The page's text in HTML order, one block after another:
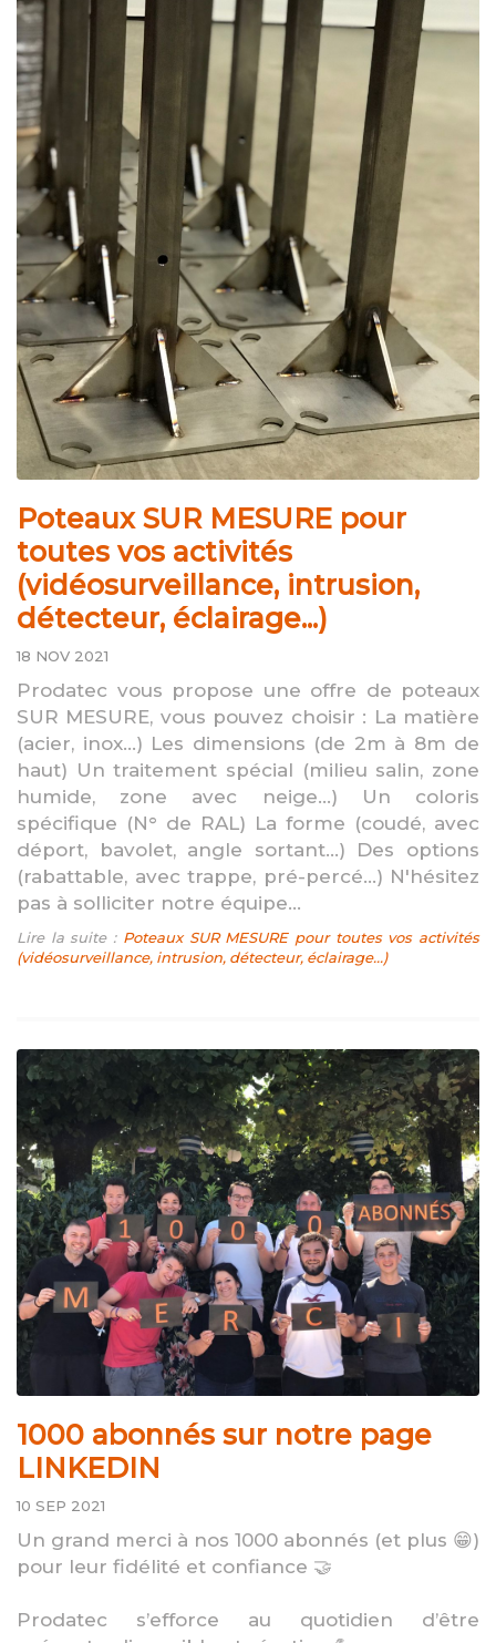
Poteaux SUR MESURE pour
toutes vos activités
(vidéosurveillance, intrusion,
détecteur, éclairage...)
18 NOV 2021
Prodatec vous propose une offre de poteaux
SUR MESURE, vous pouvez choisir : La matière
(acier, inox...) Les dimensions (de 2m à 8m de
haut) Un traitement spécial (milieu salin, zone
humide, zone avec neige...) Un coloris
spécifique (N° de RAL) La forme (coudé, avec
déport, bavolet, angle sortant...) Des options
(rabattable, avec trappe, pré-percé...) N'hésitez
pas à solliciter notre équipe...
Lire la suite : Poteaux SUR MESURE pour toutes vos activités
(vidéosurveillance, intrusion, détecteur, éclairage...)
1000 abonnés sur notre page
LINKEDIN
10 SEP 2021
Un grand merci à nos 1000 abonnés (et plus 😁)
pour leur fidélité et confiance 🤝
Prodatec s’efforce au quotidien d’être